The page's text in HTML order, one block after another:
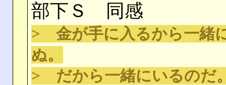
部下Ｓ 同感
> 金が手に入るから一緒
ぬ。
> だから一緒にいるのだ